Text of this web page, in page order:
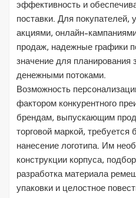
эффективность и
поставки. Для
акциями, онлайн-
продаж, надежные графики
значение для планирования
денежными потоками.
Возможность
фактором конкурентного
брендам, выпускающим
торговой маркой,
нанесение логотипа. Им
конструкции корпуса,
разработка материала
упаковки и целостное